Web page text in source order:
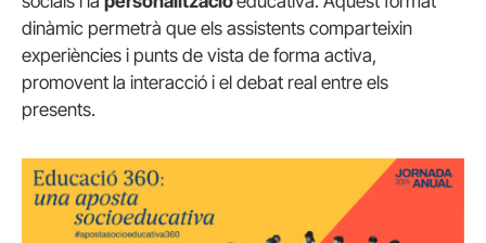
dinàmic permetrà que els assistents comparteixin
experiències i punts de vista de forma activa,
promovent la interacció i el debat real entre els
presents.